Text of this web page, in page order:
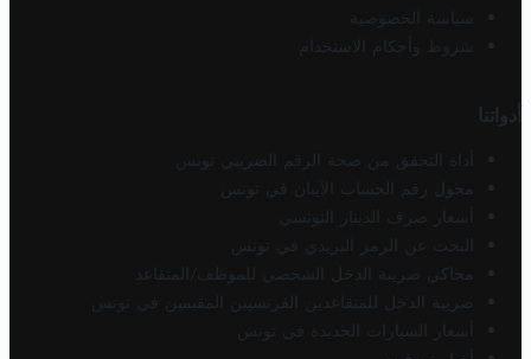
سياسة الخصوصية
شروط وأحكام الاستخدام
أدواتنا
أداة التحقق من صحة الرقم الضريبي تونس
محول رقم الحساب الآيبان في تونس
أسعار صرف الدينار التونسي
البحث عن الرمز البريدي في تونس
محاكي ضريبة الدخل الشخصي للموظف/المتقاعد
ضريبة الدخل للمتقاعدين الفرنسيين المقيمين في تونس
أسعار السيارات الجديدة في تونس